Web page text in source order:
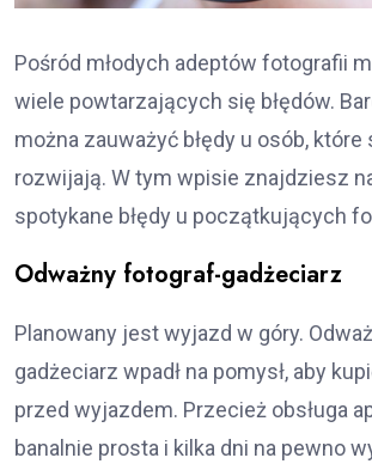
Pośród młodych adeptów fotografii
wiele powtarzających się błędów.
można zauważyć błędy u osób, które
rozwijają. W tym wpisie znajdziesz
spotykane błędy u początkujących
Odważny fotograf-gadżeciarz
Planowany jest wyjazd w góry.
gadżeciarz wpadł na pomysł, aby
przed wyjazdem. Przecież obsługa
banalnie prosta i kilka dni na pewno